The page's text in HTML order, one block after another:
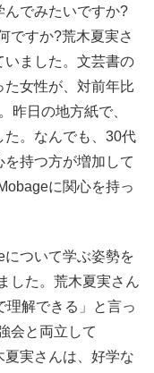
んでみたいですか?
ですか?荒木夏実さ
いました。文芸書の
女性が、対前年比
昨日の地方紙で、
た。なんでも、30代
持つ方が増加して
に関心を持っ
について学ぶ姿勢を
した。荒木夏実さん
理解できる」と言っ
会と両立して
夏実さんは、好学な